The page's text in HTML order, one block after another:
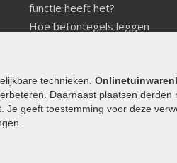
technieken.
Daarnaast plaatsen
geeft toestemming voor deze
functie heeft het?
Hoe betontegels leggen
Welke tuinstijl past bij mij
Strakke tuin inrichten
Legverbanden gebakken